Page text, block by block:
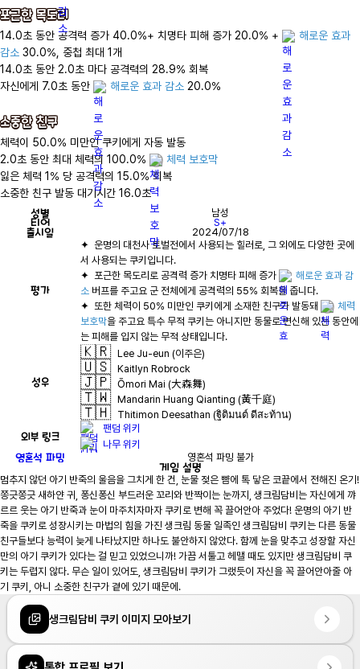
포근한 목도리
14.0초 동안 공격력 증가 40.0%+ 치명타 피해 증가 20.0% +
해로운 효과
감소 30.0%, 중첩 최대 1개
14.0초 동안 2.0초 마다 공격력의 28.9% 회복
자신에게 7.0초 동안
해로운 효과 감소 20.0%
소중한 친구
체력이 50.0% 미만인 쿠키에게 자동 발동
2.0초 동안 최대 체력의 100.0%
체력 보호막
잃은 체력 1% 당 공격력의 15.0% 회복
소중한 친구 발동 대기시간 16.0초
성별 남성
티어 S+
출시일 2024/07/18
평가
✦  운명의 대천사 토벌전에서 사용되는 힐러로, 그 외에도 다양한 곳에
✦  포근한 목도리로 공격력 증가 치명타 피해 증가
해로운 효과 감
소
✦  또한 체력이 50% 미만인 쿠키에게 소재한 친구가 발동돼
체력
보호막을 주고요 특수 무적 쿠키는 아니지만 동물로 변신해 있는 동안에
성우
🇰🇷 Lee Ju-eun (이주은)
🇺🇸 Kaitlyn Robrock
🇯🇵 Ōmori Mai (大森舞)
🇹🇼 Mandarin Huang Qianting (黃千庭)
🇹🇭 Thitimon Deesathan (ฐิติมนต์ ดีสะท้าน)
외부 링크
팬덤 위키
나무 위키
영혼석 파밍 영혼석 파밍 불가
게임 설명
멈추지 않던 아기 반죽의 울음을 그치게 한 건, 눈물 젖은 뺨에 톡 닿은 코끝에서 전해진 온기!
쫑긋쫑긋 새하얀 귀, 퐁신퐁신 부드러운 꼬리와 반짝이는 눈까지, 생크림담비는 자신에게 꺄
르르 웃는 아기 반죽과 눈이 마주치자마자 쿠키로 변해 꼭 끌어안아 주었다! 운명의 아기 반
죽을 쿠키로 성장시키는 마법의 힘을 가진 생크림 동물 일족인 생크림담비 쿠키는 다른 동물
친구들보다 능력이 늦게 나타났지만 하나도 불안하지 않았다. 함께 눈을 맞추고 성장할 자신
만의 아기 쿠키가 있다는 걸 믿고 있었으니까! 가끔 서툴고 헤맬 때도 있지만 생크림담비 쿠
키는 두렵지 않다. 무슨 일이 있어도, 생크림담비 쿠키가 그랬듯이 자신을 꼭 끌어안아줄 아
기 쿠키, 아니 소중한 친구가 곁에 있기 때문에.
생크림담비 쿠키 이미지 모아보기